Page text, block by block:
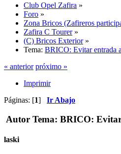
Club Opel Zafira »
Foro »
Zona Bricos (Zafireros
Zafira C Tourer»
(C) Bricos Exterior»
Tema: BRICO: Evitar entrada
« anterior próximo »
Imprimir
Páginas: [1] Ir Abajo
Autor Tema: BRICO:
laski